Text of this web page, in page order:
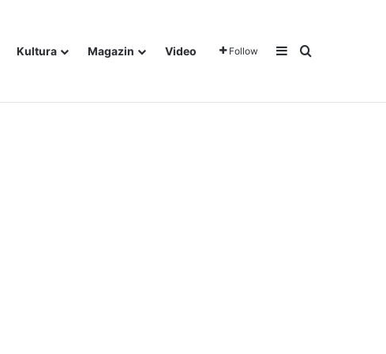
Kultura Magazin Video Follow Sidebar
Traži